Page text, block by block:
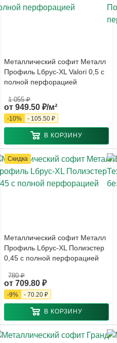
Металлический софит Металл
Профиль Lбрус-XL Valori 0,5 с
полной перфорацией
от 949.50 ₽/м²
1 055 ₽
-10% - 105.50 ₽
В КОРЗИНУ
Скидка
Металлический софит Металл
Профиль Lбрус-XL Полиэстер
0,45 с полной перфорацией
от 709.80 ₽
780 ₽
-9% - 70.20 ₽
В КОРЗИНУ